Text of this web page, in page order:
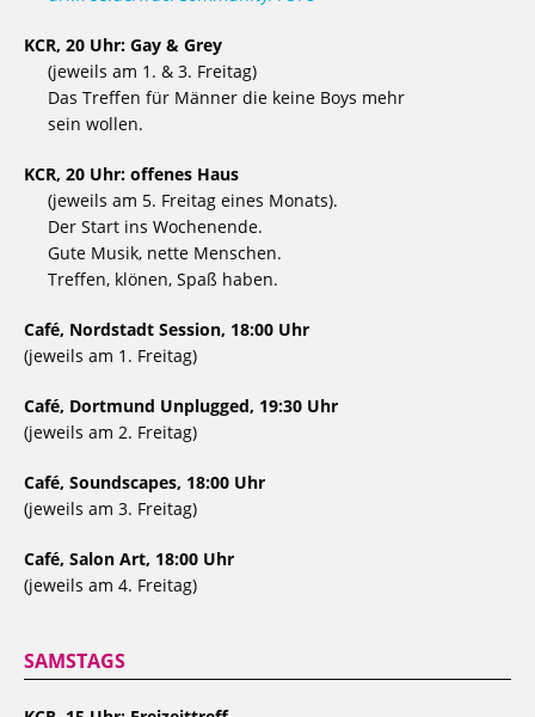
KCR, 20 Uhr: Gay & Grey
(jeweils am 1. & 3. Freitag)
Das Treffen für Männer die keine Boys mehr
sein wollen.
KCR, 20 Uhr: offenes Haus
(jeweils am 5. Freitag eines Monats).
Der Start ins Wochenende.
Gute Musik, nette Menschen.
Treffen, klönen, Spaß haben.
Café, Nordstadt Session, 18:00 Uhr
(jeweils am 1. Freitag)
Café, Dortmund Unplugged, 19:30 Uhr
(jeweils am 2. Freitag)
Café, Soundscapes, 18:00 Uhr
(jeweils am 3. Freitag)
Café, Salon Art, 18:00 Uhr
(jeweils am 4. Freitag)
SAMSTAGS